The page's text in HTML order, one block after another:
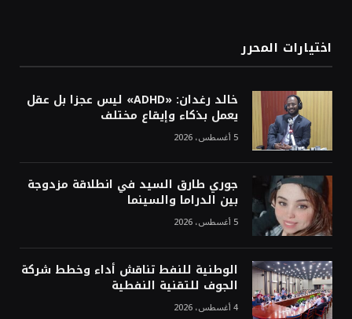
اختيارات المحرر
خالد رغدان: «ADHD» ليس عجزا بل عقل
يعمل بذكاء وإيقاع مختلف
5 أغسطس، 2026
جوري طارق السيد في انطلاقة مزدوجة
بين الدراما والسينما
5 أغسطس، 2026
الوطنية للنفط تناقش أداء وخطط شركة
الجوف للتقنية النفطية
4 أغسطس، 2026